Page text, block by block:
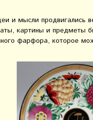
и мысли продвигались
картины и предметы
фарфора, которое